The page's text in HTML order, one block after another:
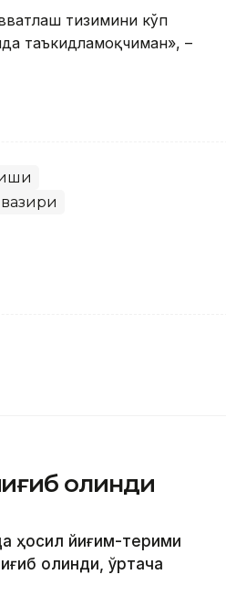
тизимини кўп
таъкидламоқчиман», –
олинди
ҳосил йиғим-терими
олинди, ўртача